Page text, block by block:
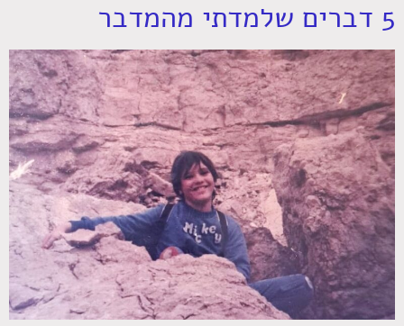
5 דברים שלמדתי מהמדבר